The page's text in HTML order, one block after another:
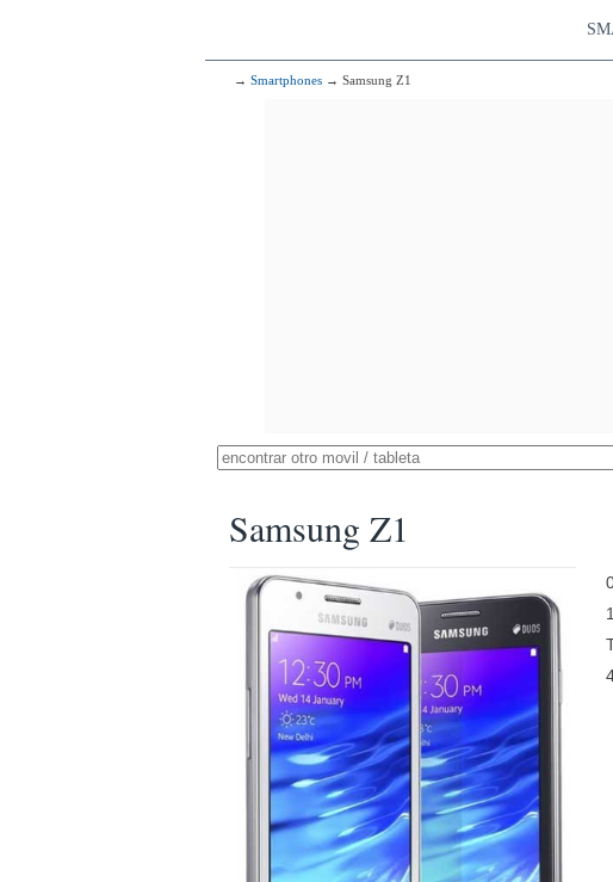
→ Smartphones → Samsung Z1
Samsung Z1